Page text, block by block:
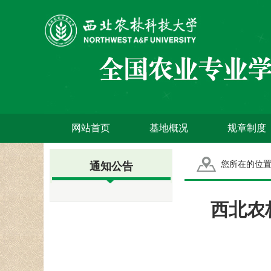
网站首页 基地概况 规章制度
通知公告 您所在的位
西北农